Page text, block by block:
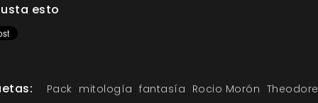
esto
Pack mitología fantasía Rocio Morón Theodore